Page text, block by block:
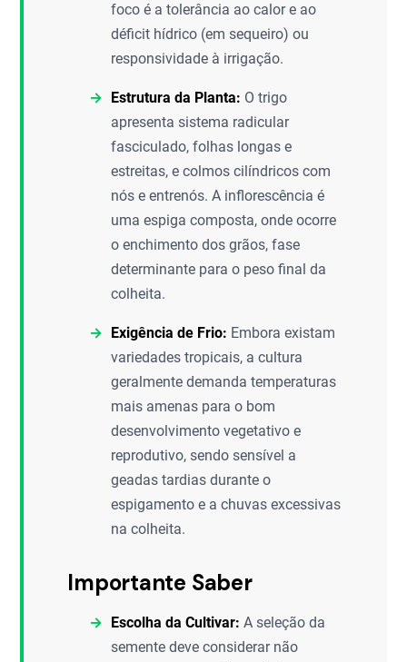
foco é a tolerância ao calor e ao
déficit hídrico (em sequeiro) ou
responsividade à irrigação.
Estrutura da Planta: O trigo
apresenta sistema radicular
fasciculado, folhas longas e
estreitas, e colmos cilíndricos com
nós e entrenós. A inflorescência é
uma espiga composta, onde ocorre
o enchimento dos grãos, fase
determinante para o peso final da
colheita.
Exigência de Frio: Embora existam
variedades tropicais, a cultura
geralmente demanda temperaturas
mais amenas para o bom
desenvolvimento vegetativo e
reprodutivo, sendo sensível a
geadas tardias durante o
espigamento e a chuvas excessivas
na colheita.
Importante Saber
Escolha da Cultivar: A seleção da
semente deve considerar não